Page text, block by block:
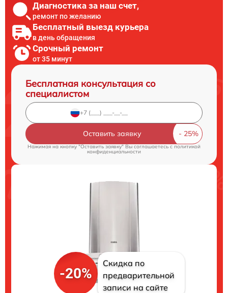
Диагностика за наш счет,
ремонт по желанию
Бесплатный выезд курьера
в день обращения
Срочный ремонт
от 35 минут
Бесплатная консультация со
специалистом
Оставить заявку
Нажимая на кнопку "Оставить заявку" Вы соглашаетесь cполитикой
конфиденциальности
-20%
Скидка по
предварительной
записи на сайте